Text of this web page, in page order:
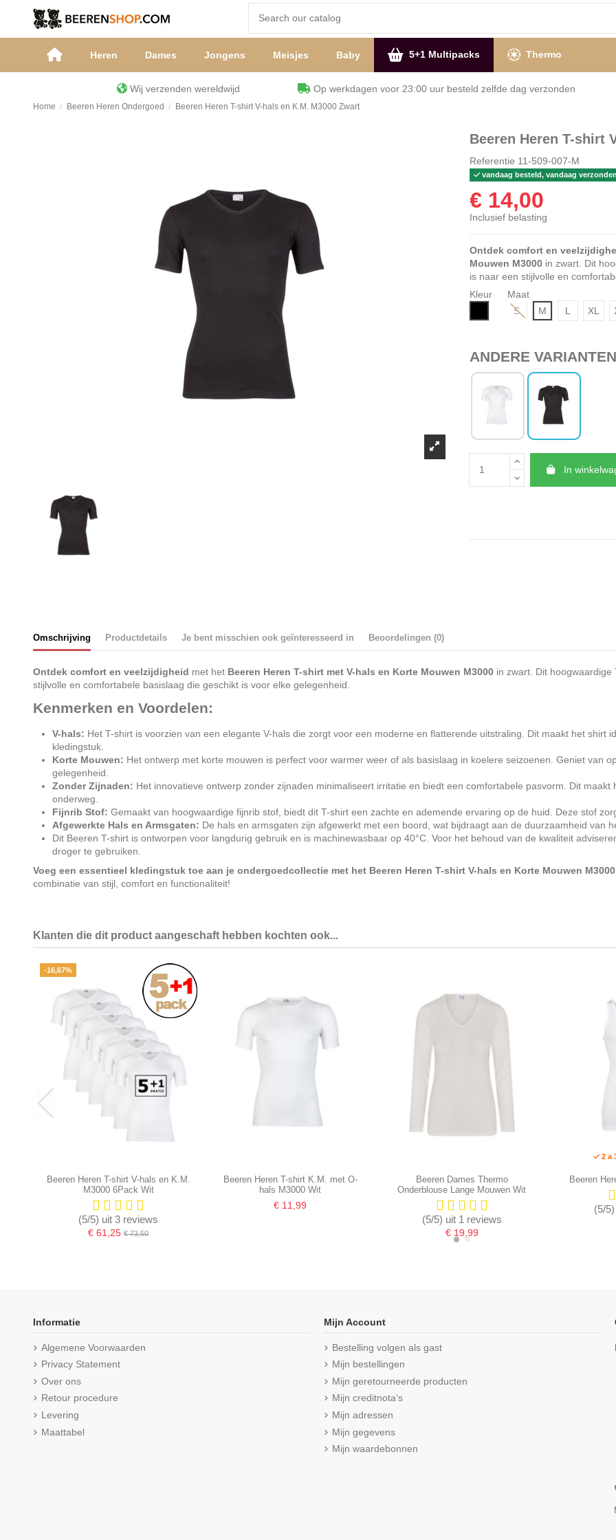
Heren Dames Jongens Meisjes Baby 5+1 Multipacks Thermo
Wij verzenden wereldwijd Op werkdagen voor 23:00 uur besteld zelfde dag
Home Beeren Heren Ondergoed Beeren Heren T-shirt V-hals en K.M. M3000 Zwart
Beeren Heren T-shirt
Referentie 11-509-007-M
vandaag besteld, vandaag verzonden
€ 14,00
Inclusief belasting
Ontdek comfort en
Mouwen M3000in zwart. Dit
is naar een stijlvolle en
Kleur
Maat
S
M L XL
ANDERE VARIANTEN
In
Omschrijving Productdetails Je bent misschien ook geïnteresseerd in Beoordelingen (0)
Ontdek comfort en veelzijdigheid met het Beeren Heren T-shirt met V-hals en Korte Mouwen M3000in zwart. Dit hoogwaardige
stijlvolle en comfortabele basislaag die geschikt is voor elke gelegenheid.
Kenmerken en Voordelen:
V-hals: Het T-shirt is voorzien van een elegante V-hals die zorgt voor een moderne en flatterende uitstraling. Dit maakt het shirt
kledingstuk.
Korte Mouwen: Het ontwerp met korte mouwen is perfect voor warmer weer of als basislaag in koelere seizoenen. Geniet van
gelegenheid.
Zonder Zijnaden: Het innovatieve ontwerp zonder zijnaden minimaliseert irritatie en biedt een comfortabele pasvorm. Dit
onderweg.
Fijnrib Stof: Gemaakt van hoogwaardige fijnrib stof, biedt dit T-shirt een zachte en ademende ervaring op de huid. Deze stof
Afgewerkte Hals en Armsgaten: De hals en armsgaten zijn afgewerkt met een boord, wat bijdraagt aan de duurzaamheid van
Dit Beeren T-shirt is ontworpen voor langdurig gebruik en is machinewasbaar op 40°C. Voor het behoud van de kwaliteit
droger te gebruiken.
Voeg een essentieel kledingstuk toe aan je ondergoedcollectie met het Beeren Heren T-shirt V-hals en Korte Mouwen
combinatie van stijl, comfort en functionaliteit!
Klanten die dit product aangeschaft hebben kochten ook...
-16,67%
Beeren Heren T-shirt V-hals en K.M.
M3000 6Pack Wit
(5/5) uit 3 reviews
€ 61,25€ 73,50
Beeren Heren T-shirt K.M. met O-
hals M3000 Wit
€ 11,99
Beeren Dames Thermo
Onderblouse Lange Mouwen Wit
(5/5) uit 1 reviews
€ 19,99
2 a
Beeren
(5/
Product is beschikbaar met verschillende opties
Beeren
Informatie
Algemene Voorwaarden
Privacy Statement
Over ons
Retour procedure
Levering
Maattabel
Mijn Account
Bestelling volgen als gast
Mijn bestellingen
Mijn geretourneerde producten
Mijn creditnota's
Mijn adressen
Mijn gegevens
Mijn waardebonnen